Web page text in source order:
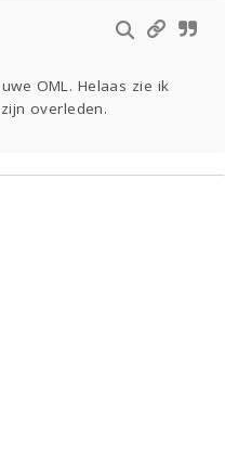
Thuis
OML. Helaas zie ik
overleden.